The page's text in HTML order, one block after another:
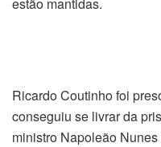
estão mantidas.
Ricardo Coutinho foi
conseguiu se livrar da
ministro Napoleão